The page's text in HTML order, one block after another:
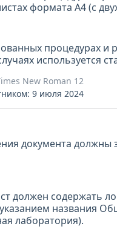
формата А4 (с
процедурах и
используется
New Roman 12
9 июля 2024
документа должны
должен содержать
названия
лаборатория).